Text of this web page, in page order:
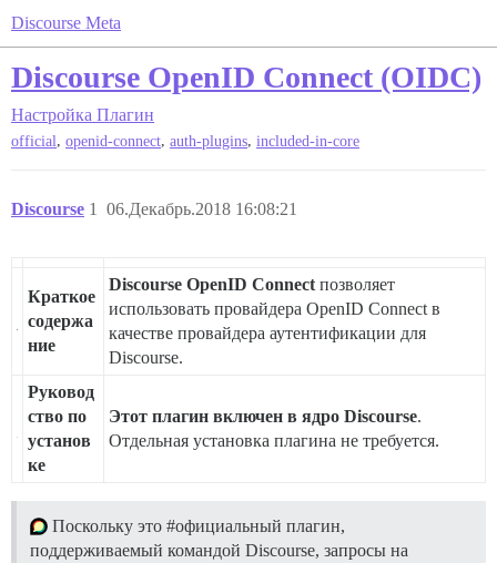
Discourse Meta
Discourse OpenID Connect (OIDC)
Настройка Плагин
official, openid-connect, auth-plugins, included-in-core
Discourse 06.Декабрь.2018 16:08:21
1
Краткое
содержа
ние
Discourse OpenID Connect позволяет
использовать провайдера OpenID Connect в
качестве провайдера аутентификации для
Discourse.
Руковод
ство по
установ
ке
Этот плагин включен в ядро Discourse.
Отдельная установка плагина не требуется.
Поскольку это #официальный плагин,
поддерживаемый командой Discourse, запросы на